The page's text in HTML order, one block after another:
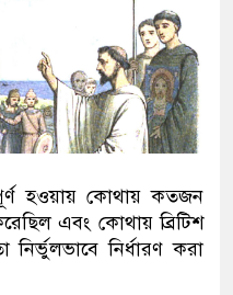
হওয়ায় কোথায় কতজন
এবং কোথায় ব্রিটিশ
নির্ভুলভাবে নির্ধারণ করা